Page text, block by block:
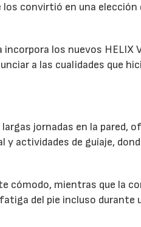
convirtió en una elección
los nuevos HELIX
a las cualidades que
jornadas en la pared,
actividades de guíaje,
cómodo, mientras que la
del pie incluso durante